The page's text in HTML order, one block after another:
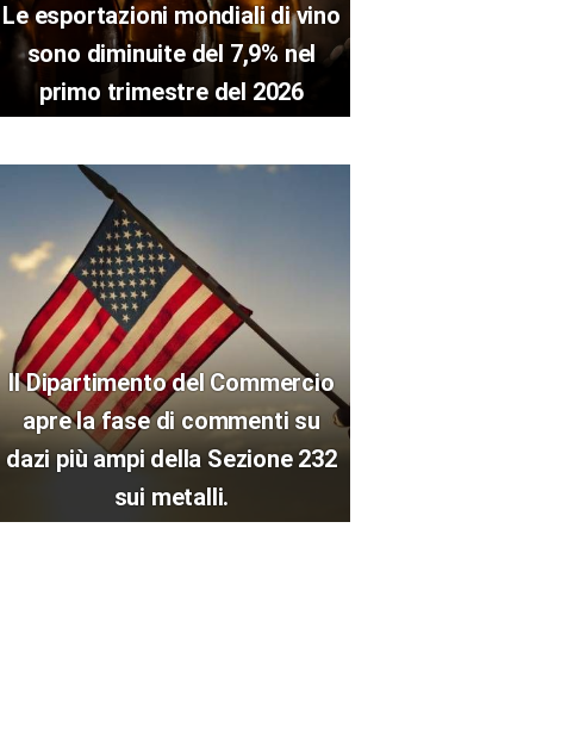
Le esportazioni mondiali di vino
sono diminuite del 7,9% nel
primo trimestre del 2026
Il Dipartimento del Commercio
apre la fase di commenti su
dazi più ampi della Sezione 232
sui metalli.